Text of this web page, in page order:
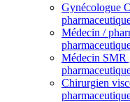
Gynécologue
Médecin /
Médecin SMR
Chirurgien